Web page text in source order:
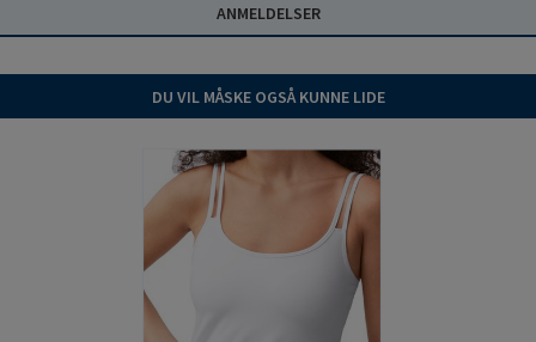
ANMELDELSER
DU VIL MÅSKE OGSÅ KUNNE LIDE